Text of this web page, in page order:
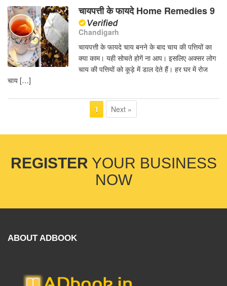
चायपत्ती के फायदे Home Remedies 9
Chandigarh
चायपत्ती के फायदे चाय बनने के बाद चाय की पत्तियों का
क्या काम। यही सोचते होगें ना आप। इसलिए अक्सर लोग
चाय की पत्तियों को कूड़े में डाल देते हैं। हर घर में रोज
चाय […]
1 Next »
REGISTER YOUR BUSINESS
NOW
ABOUT ADBOOK